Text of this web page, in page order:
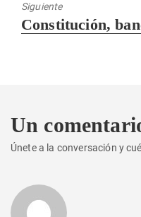
Siguiente
Entrada
Constitución,
Un
Únete a la conversación y